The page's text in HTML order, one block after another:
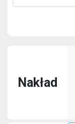
Nakład